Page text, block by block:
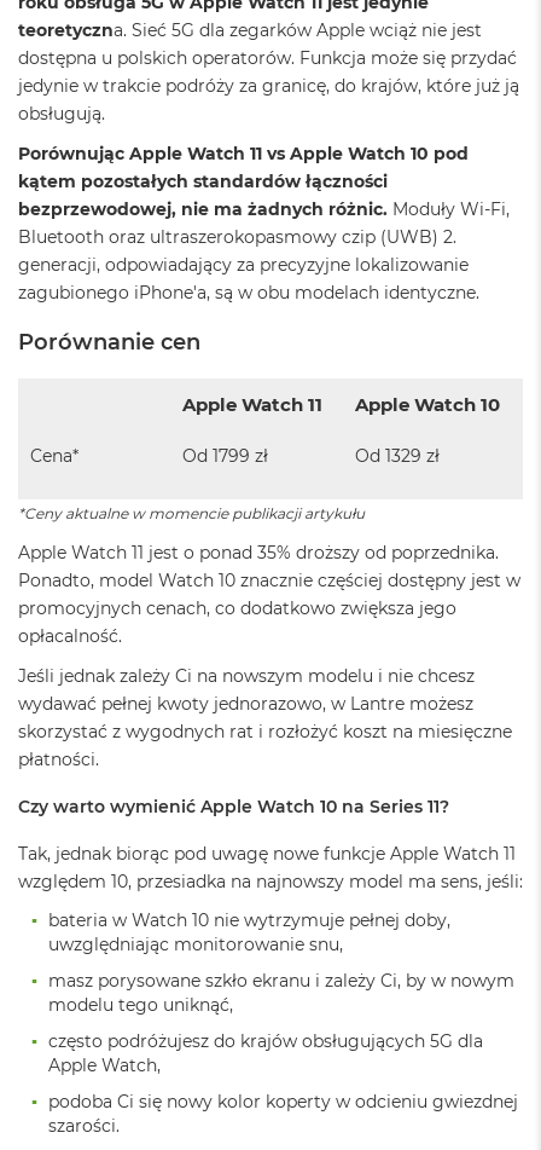
B
o
o
k
A
i
3
2
G
R
A
M
W
e
j
m
n
ś
c
d
y
s
k
u
M
c
B
o
k
i
r
2
5
6
G
B
teoretyczna. Sieć 5G dla zegarków Apple wciąż nie jest
dostępna u polskich operatorów. Funkcja może się przydać
jedynie w trakcie podróży za granicę, do krajów, które już ją
obsługują.
Porównując Apple Watch 11 vs Apple Watch 10 pod
kątem pozostałych standardów łączności
bezprzewodowej, nie ma żadnych różnic. Moduły Wi-Fi,
Bluetooth oraz ultraszerokopasmowy czip (UWB) 2.
generacji, odpowiadający za precyzyjne lokalizowanie
zagubionego iPhone'a, są w obu modelach identyczne.
Porównanie cen
Apple Watch 11 Apple Watch 10
Cena* Od 1799 zł Od 1329 zł
*Ceny aktualne w momencie publikacji artykułu
Apple Watch 11 jest o ponad 35% droższy od poprzednika.
Ponadto, model Watch 10 znacznie częściej dostępny jest w
promocyjnych cenach, co dodatkowo zwiększa jego
opłacalność.
Jeśli jednak zależy Ci na nowszym modelu i nie chcesz
wydawać pełnej kwoty jednorazowo, w Lantre możesz
skorzystać z wygodnych rat i rozłożyć koszt na miesięczne
płatności.
Czy warto wymienić Apple Watch 10 na Series 11?
Tak, jednak biorąc pod uwagę nowe funkcje Apple Watch 11
względem 10, przesiadka na najnowszy model ma sens, jeśli:
bateria w Watch 10 nie wytrzymuje pełnej doby,
uwzględniając monitorowanie snu,
masz porysowane szkło ekranu i zależy Ci, by w nowym
modelu tego uniknąć,
często podróżujesz do krajów obsługujących 5G dla
Apple Watch,
podoba Ci się nowy kolor koperty w odcieniu gwiezdnej
szarości.